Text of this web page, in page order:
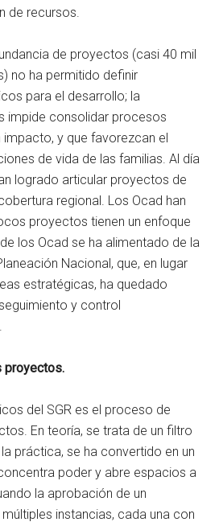
de recursos.
de proyectos (casi 40 mil
no ha permitido definir
para el desarrollo; la
impide consolidar procesos
impacto, y que favorezcan el
de vida de las familias. Al día
logrado articular proyectos de
regional. Los Ocad han
proyectos tienen un enfoque
los Ocad se ha alimentado de la
Nacional, que, en lugar
estratégicas, ha quedado
y control
proyectos.
del SGR es el proceso de
En teoría, se trata de un filtro
práctica, se ha convertido en un
poder y abre espacios a
la aprobación de un
instancias, cada una con